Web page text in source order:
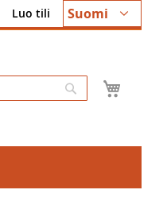
Kieli
Suomi
Luo tili
Hae